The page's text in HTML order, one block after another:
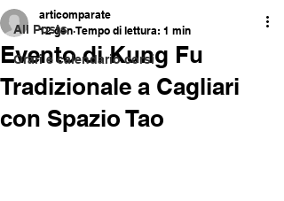
All Posts
Orari e calendario corsi
Evento di Kung Fu
Tradizionale a Cagliari
con Spazio Tao
articomparate
12 gen Tempo di lettura: 1 min